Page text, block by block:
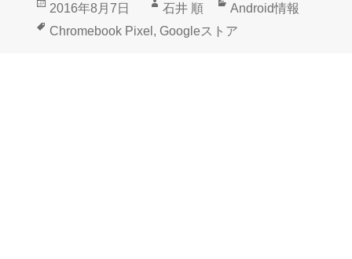
投
稿
2016年8月7日
作
成
石井 順
カ
テ
Android情報
タ
Chromebook Pixel , Googleストア